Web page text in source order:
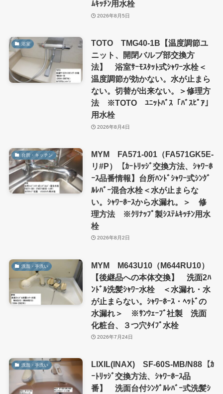
ﾑｷｯﾁﾝ用水栓
2026年8月5日
浴室
TOTO TMG40-1B【温度調節ユ
ニット、開閉バルブ部交換方
法】 浴室ｻｰﾓｽﾀｯﾄ式ｼｬﾜｰ水栓＜
温度調節が効かない。水が止まら
ない。切替が出来ない。＞修理方
法 ※TOTO ﾕﾆｯﾄﾊﾞｽ「ﾊﾞｽﾋﾟｱ」
用水栓
2026年8月4日
台所・キッチン
MYM FA571-001（FA571GK5E-
リ#P）【ｶｰﾄﾘｯｼﾞ交換方法、ｼｬﾜｰﾎ
ｰｽ品番情報】台所ﾊﾝﾄﾞｼｬﾜｰ式ｼﾝｸﾞ
ﾙﾚﾊﾞｰ混合水栓＜水が止まらな
い。ｼｬﾜｰﾎｰｽから水漏れ。＞ 修
理方法 ※ｸﾘﾅｯﾌﾟ製ｼｽﾃﾑｷｯﾁﾝ用水
栓
2026年8月2日
洗面・手洗い
MYM M643U10（M644RU10）
【後継品への本体交換】 洗面2ﾊ
ﾝﾄﾞﾙ洗髪ｼｬﾜｰ水栓 ＜水漏れ・水
が止まらない。ｼｬﾜｰﾎｰｽ・ﾍｯﾄﾞの
水漏れ＞ ※ｻﾝｳｪｰﾌﾞ社製 洗面
化粧台、３つ穴ﾀｲﾌﾟ水栓
2026年7月24日
洗面・手洗い
LIXIL(INAX) SF-60S-MB/N88【ｶ
ｰﾄﾘｯｼﾞ交換方法、ｼｬﾜｰﾎｰｽ品
番】 洗面台付ｼﾝｸﾞﾙﾚﾊﾞｰ式洗髪ｼ